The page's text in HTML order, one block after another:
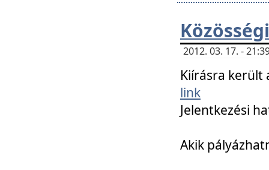
2012. 03. 17. -
Kiírásra került
link
Jelentkezési
Akik